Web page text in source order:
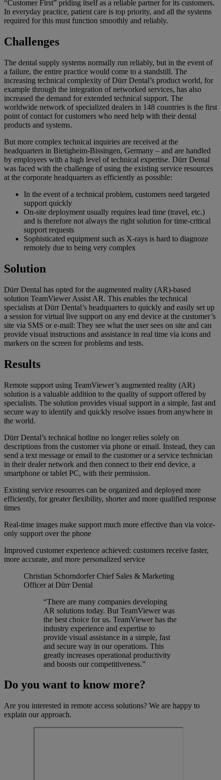
“Customer First” priding itself as a reliable partner for its customers.
In everyday practice, patient care is top priority, and all the systems
required for this must function smoothly and reliably.
Challenges
The dental supply systems normally run reliably, but in the event of
a failure, the entire practice would come to a standstill. The
increasing technical complexity of Dürr Dental’s product world, for
example through the integration of networked services, has also
increased the demand for extended technical support. The
worldwide network of specialized dealers in 148 countries is the first
point of contact for customers who need help with their dental
products and systems.
But more complex technical inquiries are received at the
headquarters in Bietigheim-Bissingen, Germany – and are handled
by employees with a high level of technical expertise. Dürr Dental
was faced with the challenge of using the existing service resources
at the corporate headquarters as efficiently as possible:
In the event of a technical problem, customers need targeted
support quickly
On-site deployment usually requires lead time (travel, etc.)
and is therefore not always the right solution for time-critical
support requests
Sophisticated equipment such as X-rays is hard to diagnoze
remotely due to being very complex
Solution
Dürr Dental has opted for the augmented reality (AR)-based
solution TeamViewer Assist AR. This enables the technical
specialists at Dürr Dental’s headquarters to quickly and easily set up
a session for virtual live support on any end device at the customer’s
site via SMS or e-mail: They see what the user sees on site and can
provide visual instructions and assistance in real time via icons and
markers on the screen for problems and tests.
Results
Remote support using TeamViewer’s augmented reality (AR)
solution is a valuable addition to the quality of support offered by
specialists. The solution provides visual support in a simple, fast and
secure way to identify and quickly resolve issues from anywhere in
the world.
Dürr Dental’s technical hotline no longer relies solely on
descriptions from the customer via phone or email. Instead, they can
send a text message or email to the customer or a service technician
in their dealer network and then connect to their end device, a
smartphone or tablet PC, with their permission.
Existing service resources can be organized and deployed more
efficiently, for greater flexibility, shorter and more qualified response
times
Real-time images make support much more effective than via voice-
only support over the phone
Improved customer experience achieved: customers receive faster,
more accurate, and more personalized service
Christian Schorndorfer Chief Sales & Marketing
Officer at Dürr Dental
“There are many companies developing
AR solutions today. But TeamViewer was
the best choice for us. TeamViewer has the
industry experience and expertise to
provide visual assistance in a simple, fast
and secure way in our operations. This
greatly increases operational productivity
and boosts our competitiveness.”
Do you want to know more?
Are you interested in remote access solutions? We are happy to
explain our approach.